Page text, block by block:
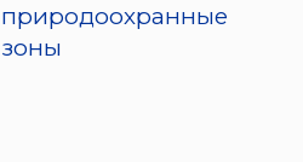
природоохранные
зоны